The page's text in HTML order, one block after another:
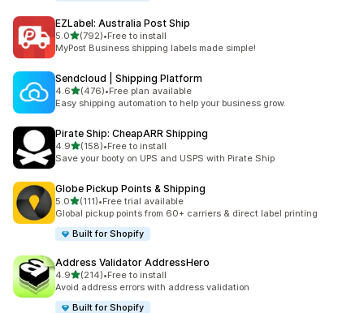
EZLabel: Australia Post Ship
5.0เต็ม 5 ดาว
(792)
ทั้งหมด 792 รีวิว
•Free to install
MyPost Business shipping labels made simple!
Sendcloud | Shipping Platform
4.6เต็ม 5 ดาว
(476)
ทั้งหมด 476 รีวิว
•Free plan available
Easy shipping automation to help your business grow.
Pirate Ship: CheapARR Shipping
4.9เต็ม 5 ดาว
(158)
ทั้งหมด 158 รีวิว
•Free to install
Save your booty on UPS and USPS with Pirate Ship
Globe Pickup Points & Shipping
5.0เต็ม 5 ดาว
(111)
ทั้งหมด 111 รีวิว
•Free trial available
Global pickup points from 60+ carriers & direct label printing
Built for Shopify
Address Validator AddressHero
4.9เต็ม 5 ดาว
(214)
ทั้งหมด 214 รีวิว
•Free to install
Avoid address errors with address validation
Built for Shopify